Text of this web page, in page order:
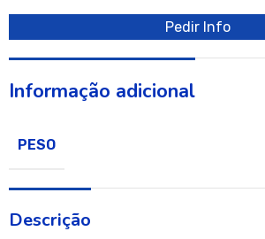
Pedir Info
Informação adicional
PESO
Descrição